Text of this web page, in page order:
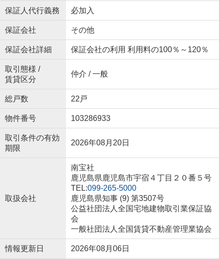
保証人代行義務 必加入
保証会社 その他
保証会社詳細 保証会社の利用 利用料の100％～120％
取引態様 /
賃貸区分
仲介 / 一般
総戸数 22戸
物件番号 103286933
取引条件の有効
期限
2026年08月20日
取扱会社
南宝社
鹿児島県鹿児島市宇宿４丁目２０番５号
TEL:099-265-5000
鹿児島県知事 (9) 第3507号
公益社団法人全国宅地建物取引業保証協
会
一般社団法人全国賃貸不動産管理業協会
情報更新日 2026年08月06日